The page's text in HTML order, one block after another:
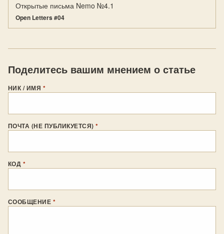
Открытые письма Nemo №4.1
Open Letters #04
Поделитесь вашим мнением о статье
НИК / ИМЯ *
ПОЧТА (НЕ ПУБЛИКУЕТСЯ)*
КОД *
СООБЩЕНИЕ *